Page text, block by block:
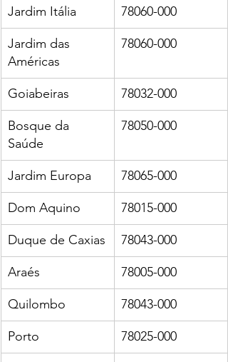
Jardim Itália 78060-000
Jardim das
Américas
78060-000
Goiabeiras 78032-000
Bosque da
Saúde
78050-000
Jardim Europa 78065-000
Dom Aquino 78015-000
Duque de Caxias 78043-000
Araés 78005-000
Quilombo 78043-000
Porto 78025-000